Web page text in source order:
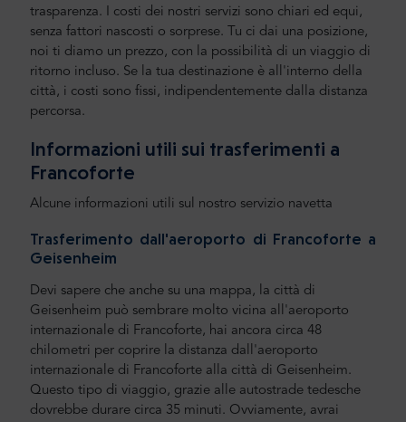
trasparenza. I costi dei nostri servizi sono chiari ed equi,
senza fattori nascosti o sorprese. Tu ci dai una posizione,
noi ti diamo un prezzo, con la possibilità di un viaggio di
ritorno incluso. Se la tua destinazione è all'interno della
città, i costi sono fissi, indipendentemente dalla distanza
percorsa.
Informazioni utili sui trasferimenti a
Francoforte
Alcune informazioni utili sul nostro servizio navetta
Trasferimento dall'aeroporto di Francoforte a
Geisenheim
Devi sapere che anche su una mappa, la città di
Geisenheim può sembrare molto vicina all'aeroporto
internazionale di Francoforte, hai ancora circa 48
chilometri per coprire la distanza dall'aeroporto
internazionale di Francoforte alla città di Geisenheim.
Questo tipo di viaggio, grazie alle autostrade tedesche
dovrebbe durare circa 35 minuti. Ovviamente, avrai